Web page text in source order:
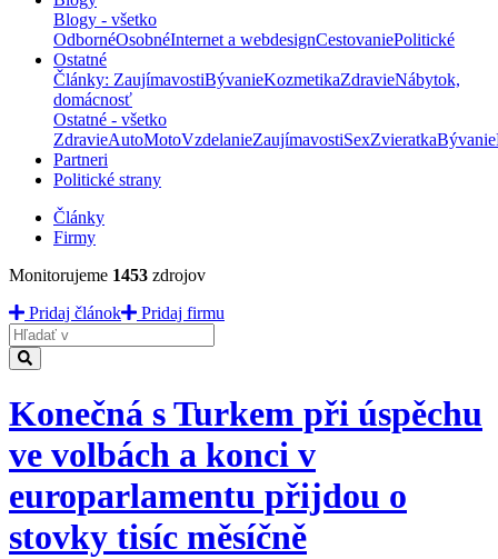
Blogy - všetko
OdbornéOsobnéInternet a webdesignCestovaniePolitické
Ostatné
Články: ZaujímavostiBývanieKozmetikaZdravieNábytok,
domácnosť
Ostatné - všetko
ZdravieAutoMotoVzdelanieZaujímavostiSexZvieratkaBývanie
Partneri
Politické strany
Články
Firmy
Monitorujeme 1453 zdrojov
Pridaj článok
Pridaj firmu
Hladať
Konečná s Turkem při úspěchu
ve volbách a konci v
europarlamentu přijdou o
stovky tisíc měsíčně